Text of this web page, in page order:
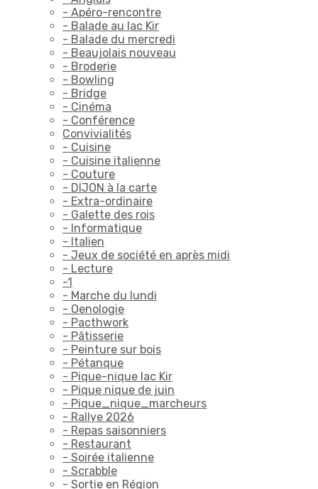
- Apéro-rencontre
- Balade au lac Kir
- Balade du mercredi
- Beaujolais nouveau
- Broderie
- Bowling
- Bridge
- Cinéma
- Conférence
Convivialités
- Cuisine
- Cuisine italienne
- Couture
- DIJON à la carte
- Extra-ordinaire
- Galette des rois
- Informatique
- Italien
- Jeux de société en après midi
- Lecture
-1
- Marche du lundi
- Oenologie
- Pacthwork
- Pâtisserie
- Peinture sur bois
- Pétanque
- Pique-nique lac Kir
- Pique nique de juin
- Pique_nique_marcheurs
- Rallye 2026
- Repas saisonniers
- Restaurant
- Soirée italienne
- Scrabble
- Sortie en Région